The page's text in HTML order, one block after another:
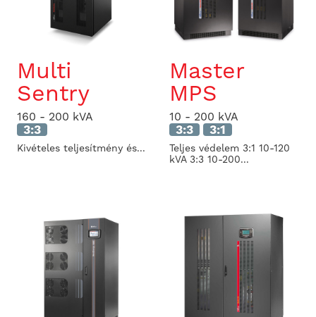
Multi
Sentry
160 - 200 kVA
3:3
Kivételes teljesítmény és...
Master
MPS
10 - 200 kVA
3:3 3:1
Teljes védelem 3:1 10-120
kVA 3:3 10-200...